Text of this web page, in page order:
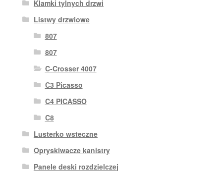
Klamki tylnych drzwi
Listwy drzwiowe
807
807
C-Crosser 4007
C3 Picasso
C4 PICASSO
C8
Lusterko wsteczne
Opryskiwacze kanistry
Panele deski rozdzielczej